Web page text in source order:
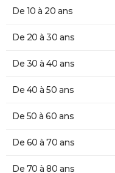
De 10 à 20 ans
De 20 à 30 ans
De 30 à 40 ans
De 40 à 50 ans
De 50 à 60 ans
De 60 à 70 ans
De 70 à 80 ans